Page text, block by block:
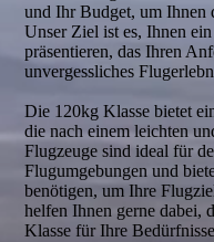
und Ihr Budget, um Ihnen
Unser Ziel ist es, Ihnen
präsentieren, das Ihren
unvergessliches
Die 120kg Klasse bietet
die nach einem leichten
Flugzeuge sind ideal für
Flugumgebungen und
benötigen, um Ihre
helfen Ihnen gerne dabei,
Klasse für Ihre